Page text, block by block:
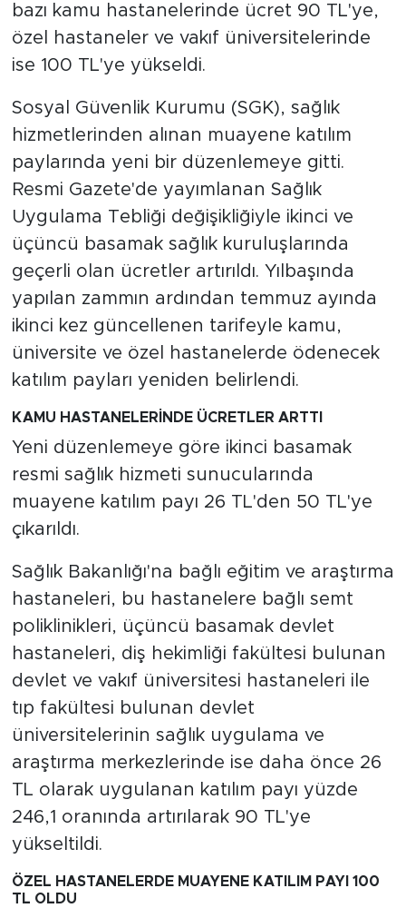
bazı kamu hastanelerinde ücret 90 TL'ye,
özel hastaneler ve vakıf üniversitelerinde
ise 100 TL'ye yükseldi.
Sosyal Güvenlik Kurumu (SGK), sağlık
hizmetlerinden alınan muayene katılım
paylarında yeni bir düzenlemeye gitti.
Resmi Gazete'de yayımlanan Sağlık
Uygulama Tebliği değişikliğiyle ikinci ve
üçüncü basamak sağlık kuruluşlarında
geçerli olan ücretler artırıldı. Yılbaşında
yapılan zammın ardından temmuz ayında
ikinci kez güncellenen tarifeyle kamu,
üniversite ve özel hastanelerde ödenecek
katılım payları yeniden belirlendi.
KAMU HASTANELERİNDE ÜCRETLER ARTTI
Yeni düzenlemeye göre ikinci basamak
resmi sağlık hizmeti sunucularında
muayene katılım payı 26 TL'den 50 TL'ye
çıkarıldı.
Sağlık Bakanlığı'na bağlı eğitim ve araştırma
hastaneleri, bu hastanelere bağlı semt
poliklinikleri, üçüncü basamak devlet
hastaneleri, diş hekimliği fakültesi bulunan
devlet ve vakıf üniversitesi hastaneleri ile
tıp fakültesi bulunan devlet
üniversitelerinin sağlık uygulama ve
araştırma merkezlerinde ise daha önce 26
TL olarak uygulanan katılım payı yüzde
246,1 oranında artırılarak 90 TL'ye
yükseltildi.
ÖZEL HASTANELERDE MUAYENE KATILIM PAYI 100
TL OLDU
TARİH
KADIN
SAĞLIK
SİYASET
FOTO GALERİ
VİDEOLAR
ALINTI YAZARLAR
SOSYAL MEDYA